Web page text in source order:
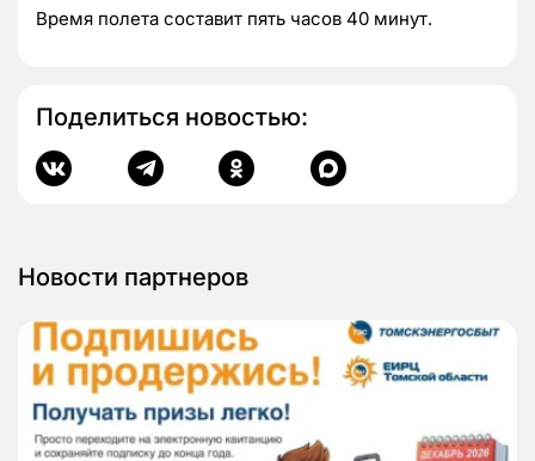
Время полета составит пять часов 40 минут.
Поделиться новостью:
Новости партнеров